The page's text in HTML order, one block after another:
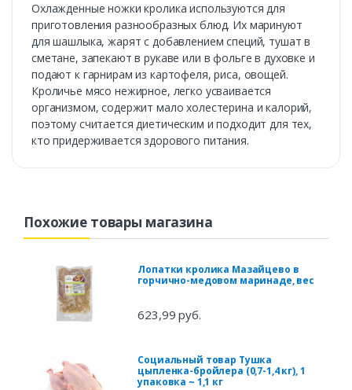
Охлажденные ножки кролика используются для
приготовления разнообразных блюд. Их маринуют
для шашлыка, жарят с добавлением специй, тушат в
сметане, запекают в рукаве или в фольге в духовке и
подают к гарнирам из картофеля, риса, овощей.
Кроличье мясо нежирное, легко усваивается
организмом, содержит мало холестерина и калорий,
поэтому считается диетическим и подходит для тех,
кто придерживается здорового питания.
Похожие товары магазина
Лопатки кролика Мазайцево в
горчично-медовом маринаде, вес
623,99 руб.
Социальный товар Тушка
цыпленка-бройлера (0,7-1,4 кг), 1
упаковка ~ 1,1 кг